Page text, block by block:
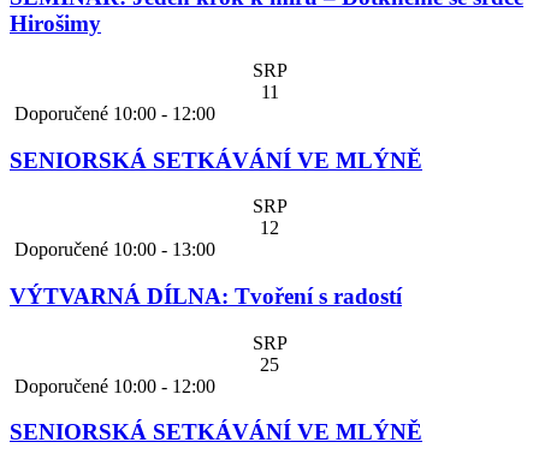
Hirošimy
SRP
11
Doporučené 10:00 - 12:00
SENIORSKÁ SETKÁVÁNÍ VE MLÝNĚ
SRP
12
Doporučené 10:00 - 13:00
VÝTVARNÁ DÍLNA: Tvoření s radostí
SRP
25
Doporučené 10:00 - 12:00
SENIORSKÁ SETKÁVÁNÍ VE MLÝNĚ